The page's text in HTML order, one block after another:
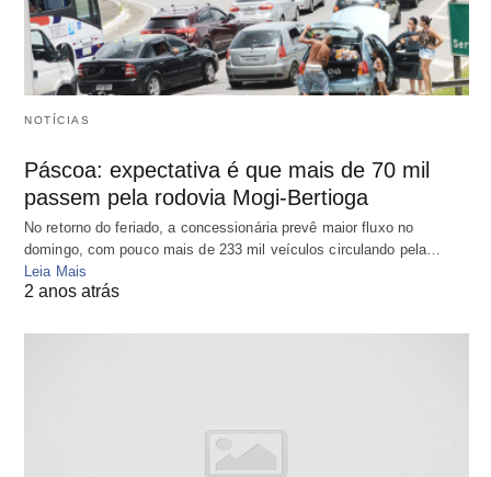
NOTÍCIAS
Páscoa: expectativa é que mais de 70 mil
passem pela rodovia Mogi-Bertioga
No retorno do feriado, a concessionária prevê maior fluxo no
domingo, com pouco mais de 233 mil veículos circulando pela…
Leia Mais
2 anos atrás